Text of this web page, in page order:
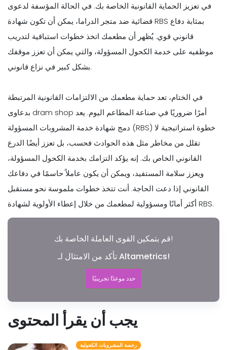
في تعزيز الحماية القانونية الخاصة بك. في الحالة المؤسفة لدعوى
قضائية ضد متجر الدراما، يمكن أن تكون شهادة RBS بمثابة دفاع
قانوني قوي. يُظهر أن مطعمك اتخذ خطوات استباقية لتدريب
موظفيه على خدمة الكحول المسؤولة، والتي يمكن أن تعزز موقفك
بشكل كبير في نزاع قانوني.
في الختام، تعد حماية مطعمك من الالتزامات القانونية المرتبطة
بدعاوى dram shop أمرًا ضروريًا في صناعة المطاعم اليوم. يعد
دمج شهادة خدمة المشروبات المسؤولة (RBS) خطوة استراتيجية لا
تقلل من مخاطر مثل هذه الحوادث فحسب، بل تعزز أيضًا الدرع
القانوني الخاص بك. إنه يؤكد التزامك بخدمة الكحول المسؤولة،
ويعزز سلامة المستفيد، ويمكن أن يكون عاملاً حاسمًا في دفاعك
القانوني إذا دعت الحاجة. أنت تتخذ خطوات ملموسة نحو مستقبل
أكثر أمانًا ومسؤولية لمطعمك من خلال إعطاء الأولوية لشهادة RBS.
قم بتمكين القوى العاملة الخاصة بك!
تأكد من الامتثال لـ Altametrics!
حدد موعدًا تجريبيًا
يجب أن يقرأ المحتوى
رخصة المشروبات الكحولية